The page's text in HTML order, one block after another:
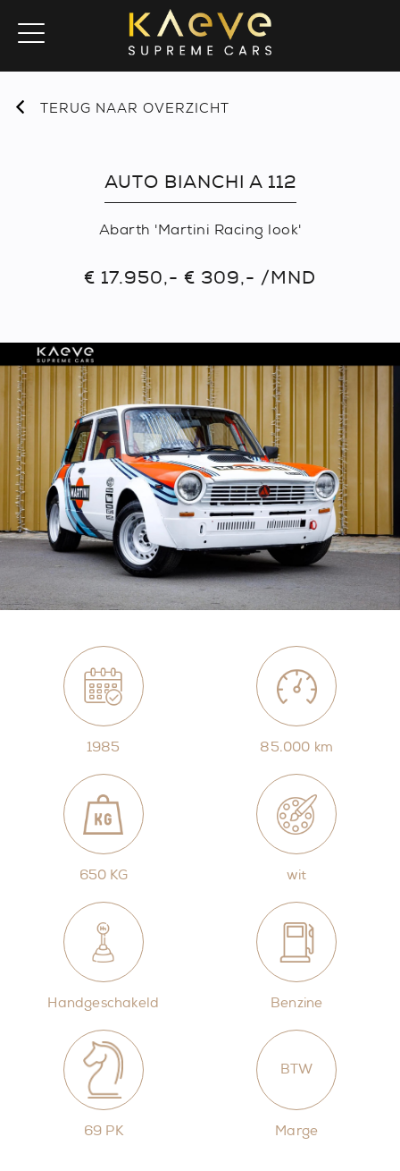
TERUG NAAR OVERZICHT
AUTO BIANCHI A 112
Abarth 'Martini Racing look'
€ 17.950,- € 309,- /MND
1985 85.000 km
650 KG wit
Handgeschakeld Benzine
69 PK
BTW
Marge